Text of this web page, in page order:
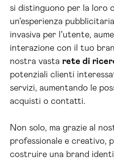
si distinguono per la loro
un’esperienza
invasiva per l’utente,
interazione con il tuo
nostra vasta rete di
potenziali clienti
servizi, aumentando le
acquisti o contatti.
Non solo, ma grazie al
professionale e creativo,
costruire una brand